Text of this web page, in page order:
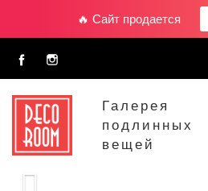
🔥 Сайт продается
Галерея
подлинных
вещей